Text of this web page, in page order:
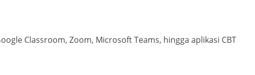
Classroom, Zoom, Microsoft Teams, hingga aplikasi CBT